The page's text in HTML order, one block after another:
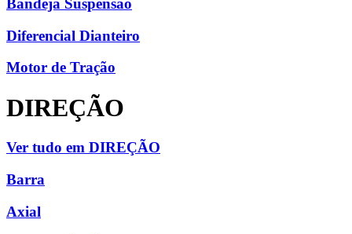
Bandeja Suspensão
Diferencial Dianteiro
Motor de Tração
DIREÇÃO
Ver tudo em DIREÇÃO
Barra
Axial